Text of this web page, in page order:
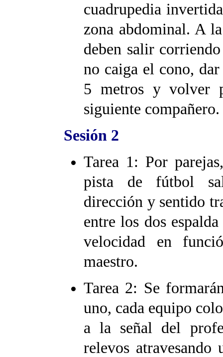
cuadrupedia
zona abdominal. A
deben salir
no caiga el cono,
5 metros y volver
siguiente compañero.
Sesión 2
Tarea 1: Por
pista de fútbol
dirección y sentido
entre los dos
velocidad en
maestro.
Tarea 2: Se
uno, cada equipo
a la señal del
relevos